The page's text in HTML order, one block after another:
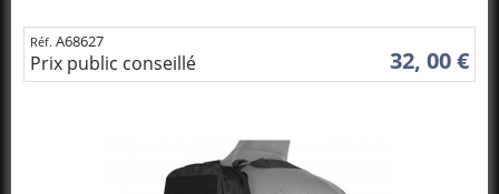
Réf. A68627
Prix public conseillé 32, 00 €